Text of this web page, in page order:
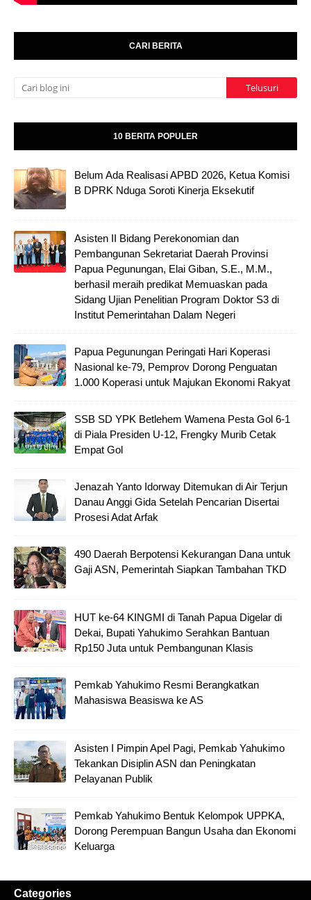
CARI BERITA
10 BERITA POPULER
Belum Ada Realisasi APBD 2026, Ketua Komisi
B DPRK Nduga Soroti Kinerja Eksekutif
Asisten II Bidang Perekonomian dan
Pembangunan Sekretariat Daerah Provinsi
Papua Pegunungan, Elai Giban, S.E., M.M.,
berhasil meraih predikat Memuaskan pada
Sidang Ujian Penelitian Program Doktor S3 di
Institut Pemerintahan Dalam Negeri
Papua Pegunungan Peringati Hari Koperasi
Nasional ke-79, Pemprov Dorong Penguatan
1.000 Koperasi untuk Majukan Ekonomi Rakyat
SSB SD YPK Betlehem Wamena Pesta Gol 6-1
di Piala Presiden U-12, Frengky Murib Cetak
Empat Gol
Jenazah Yanto Idorway Ditemukan di Air Terjun
Danau Anggi Gida Setelah Pencarian Disertai
Prosesi Adat Arfak
490 Daerah Berpotensi Kekurangan Dana untuk
Gaji ASN, Pemerintah Siapkan Tambahan TKD
HUT ke-64 KINGMI di Tanah Papua Digelar di
Dekai, Bupati Yahukimo Serahkan Bantuan
Rp150 Juta untuk Pembangunan Klasis
Pemkab Yahukimo Resmi Berangkatkan
Mahasiswa Beasiswa ke AS
Asisten I Pimpin Apel Pagi, Pemkab Yahukimo
Tekankan Disiplin ASN dan Peningkatan
Pelayanan Publik
Pemkab Yahukimo Bentuk Kelompok UPPKA,
Dorong Perempuan Bangun Usaha dan Ekonomi
Keluarga
Categories